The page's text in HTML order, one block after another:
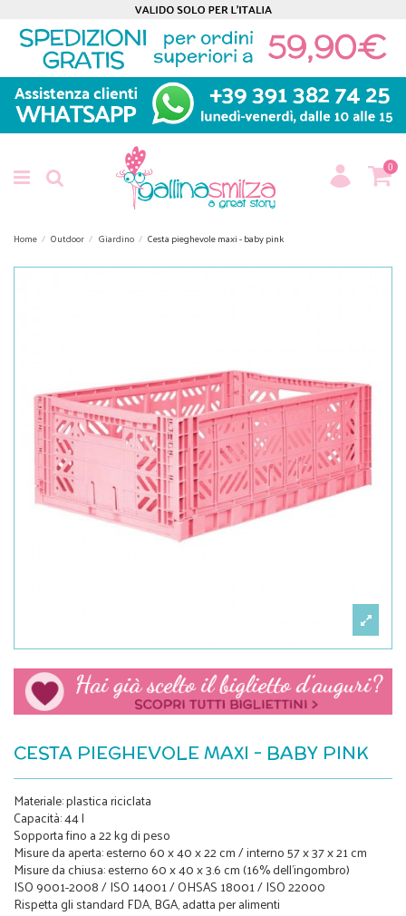
0
Home Outdoor Giardino Cesta pieghevole maxi - baby pink
CESTA PIEGHEVOLE MAXI - BABY PINK
Materiale: plastica riciclata
Capacità: 44 l
Sopporta fino a 22 kg di peso
Misure da aperta: esterno 60 x 40 x 22 cm / interno 57 x 37 x 21 cm
Misure da chiusa: esterno 60 x 40 x 3.6 cm (16% dell'ingombro)
ISO 9001-2008 / ISO 14001 / OHSAS 18001 / ISO 22000
Rispetta gli standard FDA, BGA, adatta per alimenti